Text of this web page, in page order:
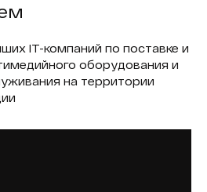
IT-компаний по поставке и
оборудования и
на территории